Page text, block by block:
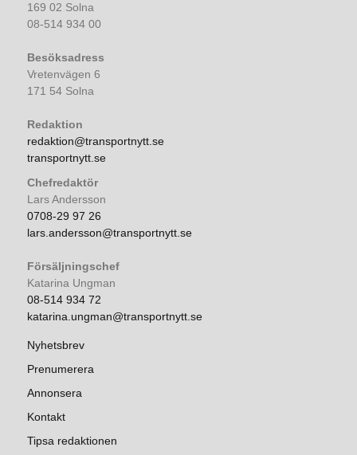
169 02 Solna
08-514 934 00
Besöksadress
Vretenvägen 6
171 54 Solna
Redaktion
redaktion@transportnytt.se
transportnytt.se
Chefredaktör
Lars Andersson
0708-29 97 26
lars.andersson@transportnytt.se
Försäljningschef
Katarina Ungman
08-514 934 72
katarina.ungman@transportnytt.se
Nyhetsbrev
Prenumerera
Annonsera
Kontakt
Tipsa redaktionen